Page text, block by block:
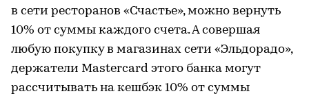
в сети ресторанов «Счастье», можно вернуть
10% от суммы каждого счета. А совершая
любую покупку в магазинах сети «Эльдорадо»,
держатели Masterсard этого банка могут
рассчитывать на кешбэк 10% от суммы